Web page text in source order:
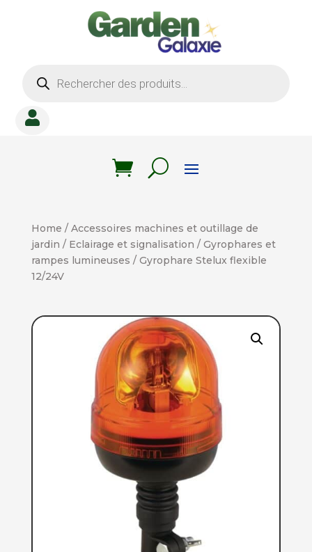
produits

Home / Accessoires machines et outillage de
jardin / Eclairage et signalisation / Gyrophares et
rampes lumineuses / Gyrophare Stelux flexible
12/24V